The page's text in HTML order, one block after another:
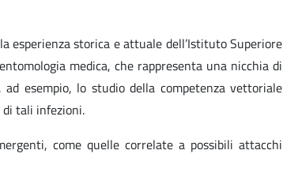
storica e attuale dell’Istituto Superiore
medica, che rappresenta una nicchia di
esempio, lo studio della competenza vettoriale
tali infezioni.
come quelle correlate a possibili attacchi